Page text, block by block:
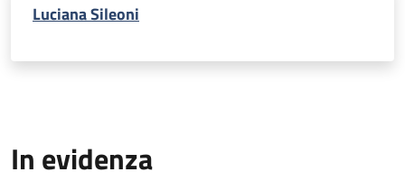
Luciana Sileoni
In evidenza